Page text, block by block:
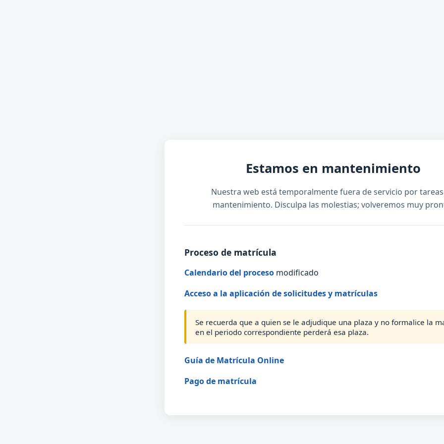
Estamos en mantenimiento
Nuestra web está temporalmente fuera de servicio por
mantenimiento. Disculpa las molestias; volveremos muy
Proceso de matrícula
Calendario del proceso modificado
Acceso a la aplicación de solicitudes y matrículas
Se recuerda que a quien se le adjudique una plaza y no formalice la
en el periodo correspondiente perderá esa plaza.
Guía de Matrícula Online
Pago de matrícula